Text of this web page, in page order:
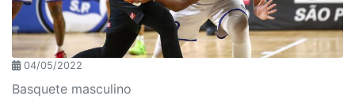
04/05/2022
Basquete masculino